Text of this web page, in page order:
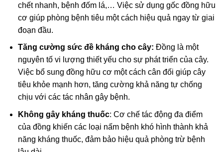
chết nhanh, bệnh đốm lá,… Việc sử dụng gốc đồng hữu
cơ giúp phòng bệnh tiêu một cách hiệu quả ngay từ giai
đoạn đầu.
Tăng cường sức đề kháng cho cây: Đồng là một
nguyên tố vi lượng thiết yếu cho sự phát triển của cây.
Việc bổ sung đồng hữu cơ một cách cân đối giúp cây
tiêu khỏe mạnh hơn, tăng cường khả năng tự chống
chịu với các tác nhân gây bệnh.
Không gây kháng thuốc: Cơ chế tác động đa điểm
của đồng khiến các loại nấm bệnh khó hình thành khả
năng kháng thuốc, đảm bảo hiệu quả phòng trừ bệnh